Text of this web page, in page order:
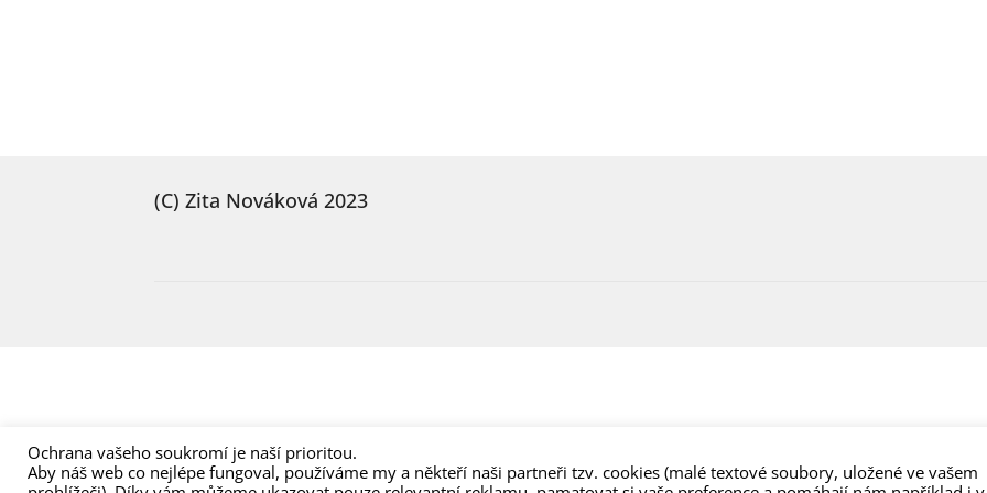
(C) Zita Nováková 2023
Ochrana vašeho soukromí je naší prioritou.
Aby náš web co nejlépe fungoval, používáme my a někteří naši partneři tzv. cookies (malé textové soubory, uložené ve vašem